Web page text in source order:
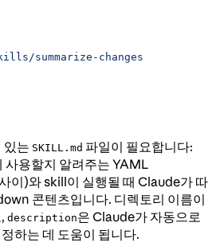
summarize-changes
있는 SKILL.md 파일이 필요합니다:
용할지 알려주는 YAML
이)와 skill이 실행될 때 Claude가 따
콘텐츠입니다. 디렉토리 이름이
description은 Claude가 자동으로
하는 데 도움이 됩니다.